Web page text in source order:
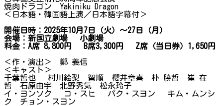
焼肉ドラゴン Yakiniku Dragon
＜日本語・韓国語上演／日本語字幕付＞
開催日時：2025年10月7日（火）～27日（月）
会場：新国立劇場 小劇場
料金：A席 8,800円 B席3,300円 Z席（当日券）1,650円
＜作・演出＞ 鄭 義信
＜キャスト＞
千葉哲也 村川絵梨 智順 櫻井章喜 朴 勝哲 崔 在
哲 石原由宇 北野秀気 松永玲子
イ・ヨンソク コ・スヒ パク・スヨン キム・ムンシ
ク チョン・スヨン